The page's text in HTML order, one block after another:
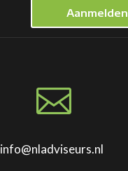
Aanmelden

info@nladviseurs.nl